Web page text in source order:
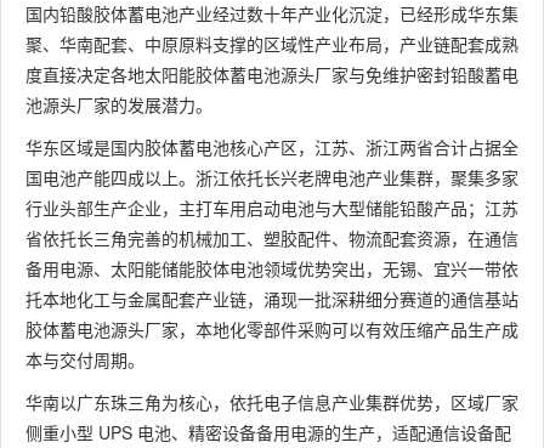
国内铅酸胶体蓄电池产业经过数十年产业化沉淀，已经形成华东集
聚、华南配套、中原原料支撑的区域性产业布局，产业链配套成熟
度直接决定各地太阳能胶体蓄电池源头厂家与免维护密封铅酸蓄电
池源头厂家的发展潜力。
华东区域是国内胶体蓄电池核心产区，江苏、浙江两省合计占据全
国电池产能四成以上。浙江依托长兴老牌电池产业集群，聚集多家
行业头部生产企业，主打车用启动电池与大型储能铅酸产品；江苏
省依托长三角完善的机械加工、塑胶配件、物流配套资源，在通信
备用电源、太阳能储能胶体电池领域优势突出，无锡、宜兴一带依
托本地化工与金属配套产业链，涌现一批深耕细分赛道的通信基站
胶体蓄电池源头厂家，本地化零部件采购可以有效压缩产品生产成
本与交付周期。
华南以广东珠三角为核心，依托电子信息产业集群优势，区域厂家
侧重小型 UPS 电池、精密设备备用电源的生产，适配通信设备配